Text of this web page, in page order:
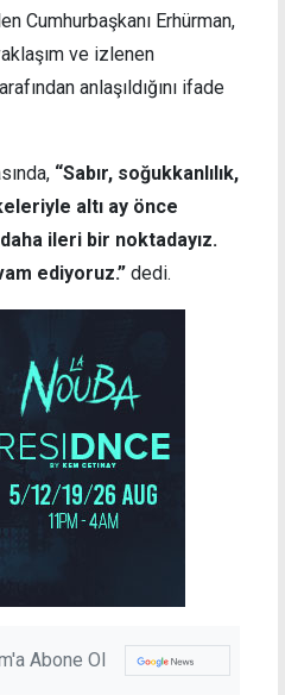
Cumhurbaşkanı Erhürman,
ve izlenen
anlaşıldığını ifade
“Sabır, soğukkanlılık,
altı ay önce
daha ileri bir noktadayız.
ediyoruz.” dedi.
Abone Ol